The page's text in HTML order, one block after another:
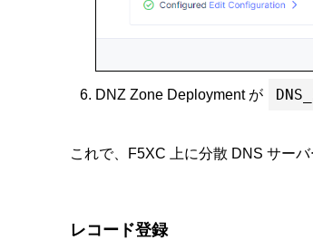
DNZ Zone Deployment が
これで、F5XC 上に分散 DNS サーバ
レコード登録